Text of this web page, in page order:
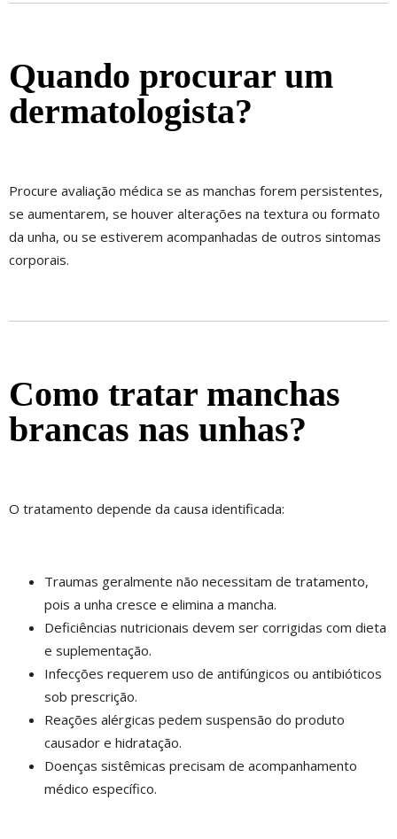
Quando procurar um
dermatologista?
Procure avaliação médica se as manchas forem persistentes,
se aumentarem, se houver alterações na textura ou formato
da unha, ou se estiverem acompanhadas de outros sintomas
corporais.
Como tratar manchas
brancas nas unhas?
O tratamento depende da causa identificada:
Traumas geralmente não necessitam de tratamento,
pois a unha cresce e elimina a mancha.
Deficiências nutricionais devem ser corrigidas com dieta
e suplementação.
Infecções requerem uso de antifúngicos ou antibióticos
sob prescrição.
Reações alérgicas pedem suspensão do produto
causador e hidratação.
Doenças sistêmicas precisam de acompanhamento
médico específico.